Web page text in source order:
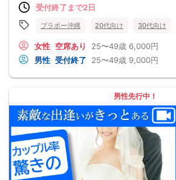
受付終了まで2日
ブラボー沖縄 20代向け 30代向け
女性 空席あり 25〜49歳 6,000円
男性 受付終了 25〜49歳 9,000円
男性先行中！